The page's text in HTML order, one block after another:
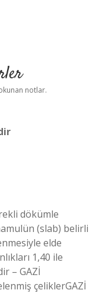
notlar.
dökümle
(slab) belirli
elde
1,40 ile
– GAZİ
çeliklerGAZİ